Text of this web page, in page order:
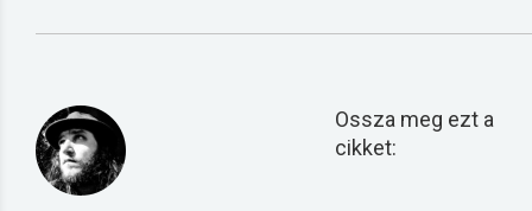
Ossza meg ezt a
cikket: